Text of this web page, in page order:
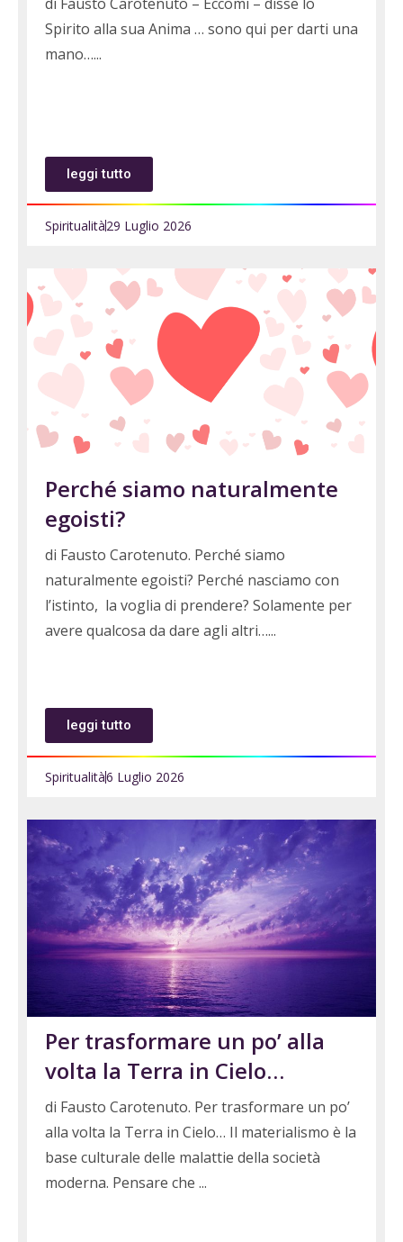
Spirito alla sua Anima … sono qui per darti una
mano…
leggi tutto
Spiritualità29 Luglio 2026
Perché siamo naturalmente
egoisti?
di Fausto Carotenuto. Perché siamo
naturalmente egoisti? Perché nasciamo con
l’istinto, la voglia di prendere? Solamente per
avere qualcosa da dare agli altri…
leggi tutto
Spiritualità6 Luglio 2026
Per trasformare un po’ alla
volta la Terra in Cielo…
di Fausto Carotenuto. Per trasformare un po’
alla volta la Terra in Cielo… Il materialismo è la
base culturale delle malattie della società
moderna. Pensare che